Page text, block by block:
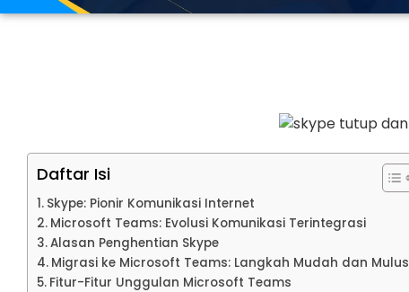
Daftar Isi
Skype: Pionir Komunikasi Internet
Microsoft Teams: Evolusi Komunikasi Terintegrasi
Alasan Penghentian Skype
Migrasi ke Microsoft Teams: Langkah Mudah dan Mulus
Fitur-Fitur Unggulan Microsoft Teams